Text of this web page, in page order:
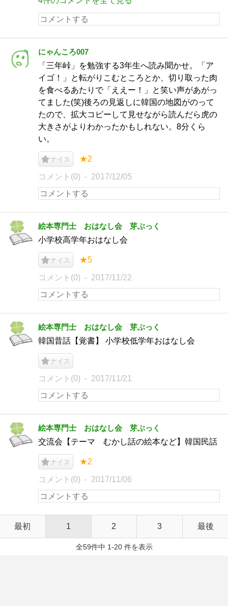
にゃんころ007
「三年峠」を勉強する3年生へ読み聞かせ。「ア
イゴ！」と転がりこむところとか、切り取った肉
を食べるあたりで「ええー！」と笑い声があがっ
てました(笑)後ろの見返しに韓国の地図がのって
たので、拡大コピーして見せながら読んだら虎の
大きさがよりわかったかもしれない。8分くら
い。
ナイス ★2
コメント(0) 2017/12/05
絵本専門士 おはなし会 芽ぶっく
小学校高学年おはなし会
ナイス ★5
コメント(0) 2017/11/22
絵本専門士 おはなし会 芽ぶっく
韓国昔話【覚書】 小学校低学年おはなし会
ナイス
コメント(0) 2017/11/21
絵本専門士 おはなし会 芽ぶっく
交流会【テーマ むかし話の絵本など】韓国民話
ナイス ★2
コメント(0) 2017/11/06
最初 1 2 3 最後
全59件中 1-20 件を表示